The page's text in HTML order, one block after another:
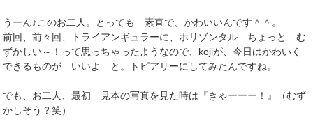
うーん♪このお二人。とっても 素直で、かわいいんです＾＾。
前回、前々回、トライアンギュラーに、ホリゾンタル ちょっと む
ずかしい～！って思っちゃったようなので、kojiが、今日はかわいく
できるものが いいよ と。トピアリーにしてみたんですね。
でも、お二人、最初 見本の写真を見た時は『きゃーーー！』（むず
かしそう？笑）